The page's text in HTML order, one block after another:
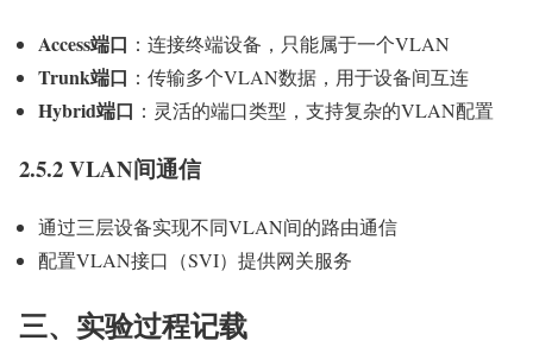
Access端口 ：连接终端设备，只能属于一个VLAN
Trunk端口 ：传输多个VLAN数据，用于设备间互连
Hybrid端口 ：灵活的端口类型，支持复杂的VLAN配置
2.5.2 VLAN间通信
通过三层设备实现不同VLAN间的路由通信
配置VLAN接口（SVI）提供网关服务
三、实验过程记载